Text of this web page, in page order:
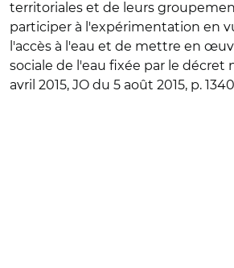
territoriales et de leurs
participer à l'expérimentation en
l'accès à l'eau et de mettre en
sociale de l'eau fixée par le décret
avril 2015, JO du 5 août 2015, p.